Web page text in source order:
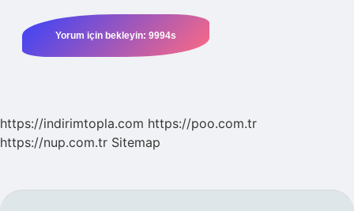
https://indirimtopla.com https://poo.com.tr
https://nup.com.tr Sitemap